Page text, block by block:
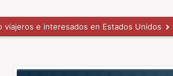
viajeros e interesados en Estados Unidos